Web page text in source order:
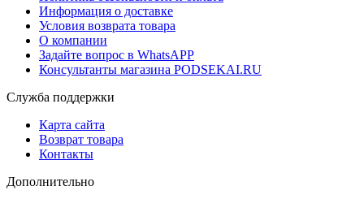
Информация о доставке
Условия возврата товара
О компании
Задайте вопрос в WhatsAPP
Консультанты магазина PODSEKAI.RU
Служба поддержки
Карта сайта
Возврат товара
Контакты
Дополнительно